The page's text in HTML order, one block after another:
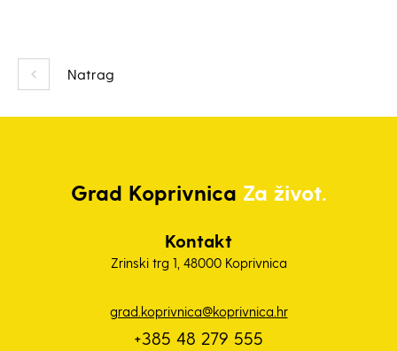
Natrag
Grad Koprivnica Za život.
Kontakt
Zrinski trg 1, 48000 Koprivnica
grad.koprivnica@koprivnica.hr
+385 48 279 555